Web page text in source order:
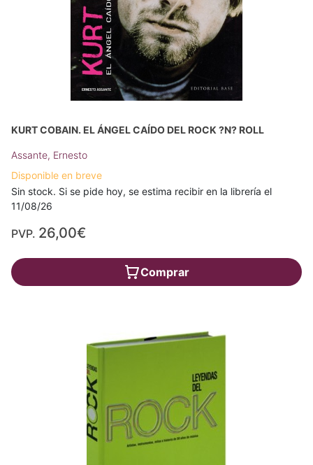
KURT COBAIN. EL ÁNGEL CAÍDO DEL ROCK ?N? ROLL
Assante, Ernesto
Disponible en breve
Sin stock. Si se pide hoy, se estima recibir en la librería el
11/08/26
PVP. 26,00€
Comprar